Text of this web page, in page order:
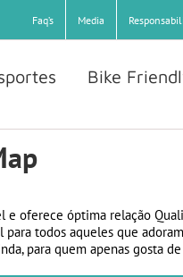
Faq’s Media
Bike
oferece óptima relação
todos aqueles que
para quem apenas gosta